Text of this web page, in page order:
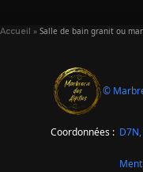
Accueil » Salle de bain granit ou
©
Coordonnées :